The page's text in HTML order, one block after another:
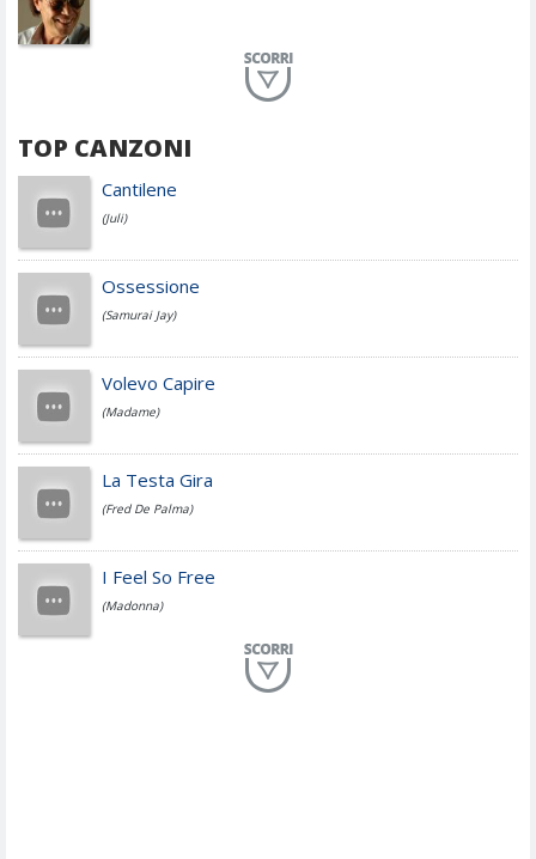
Achille Lauro
Cesare Cremonini
Jovanotti
Fedez
Simone Cristicchi
TOP CANZONI
Cantilene
(Juli)
Ossessione
(Samurai Jay)
Volevo Capire
(Madame)
La Testa Gira
(Fred De Palma)
I Feel So Free
(Madonna)